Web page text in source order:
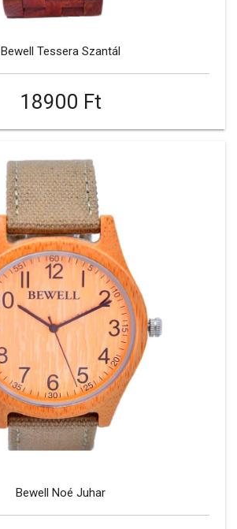
Bewell Tessera Szantál
18900 Ft
Bewell Noé Juhar